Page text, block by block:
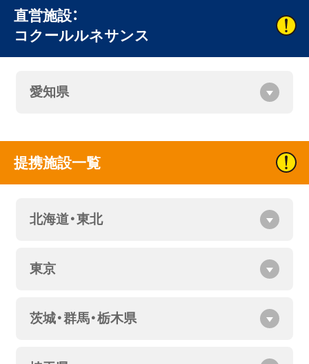
直営施設：
コクールルネサンス
愛知県
提携施設一覧
北海道・東北
東京
茨城・群馬・栃木県